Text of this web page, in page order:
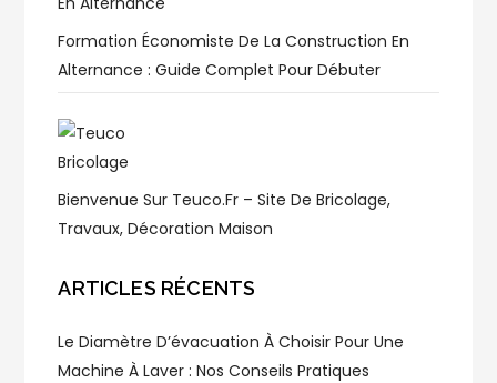
Formation Économiste De La Construction En
Alternance : Guide Complet Pour Débuter
Bienvenue Sur Teuco.fr – Site De Bricolage,
Travaux, Décoration Maison
ARTICLES RÉCENTS
Le Diamètre D’évacuation À Choisir Pour Une
Machine À Laver : Nos Conseils Pratiques